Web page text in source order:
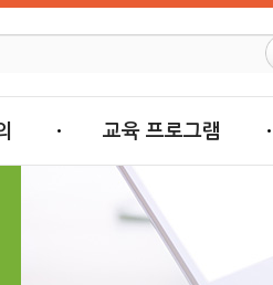
교육 프로그램